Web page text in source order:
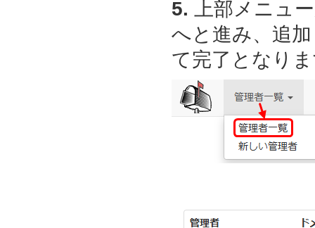
5. 上部メニュ
へと進み、追
て完了となり